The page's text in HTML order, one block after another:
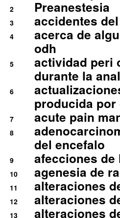
2 Preanestesia
3 accidentes
4
acerca de
odh
5
actividad peri
durante la
6
producida
7 acute pain
8
del encefalo
9 afecciones
10 agenesia de
11 alteraciones
12 alteraciones
13
alteraciones